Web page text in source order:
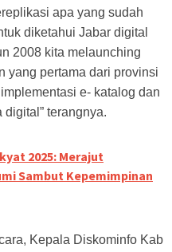
apa yang sudah
diketahui Jabar digital
2008 kita melaunching
yang pertama dari provinsi
e- katalog dan
terangnya.
2025: Merajut
Sambut Kepemimpinan
Kepala Diskominfo Kab